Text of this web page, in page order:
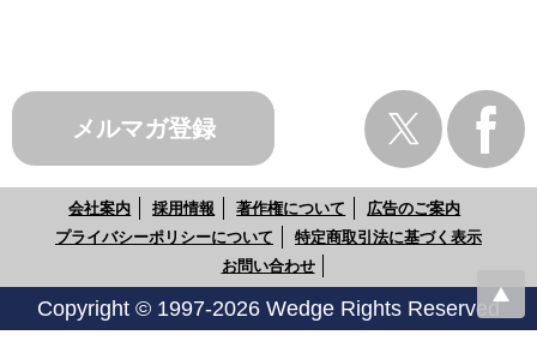
メルマガ登録
会社案内 採用情報 著作権について
広告のご案内
プライバシーポリシーについて
特定商取引法に基づく表示
お問い合わせ
Copyright © 1997-2026 Wedge Rights Reserved